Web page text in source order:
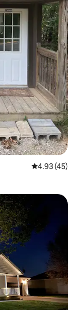
คะแนนเฉลี่ย
4.93 (45)